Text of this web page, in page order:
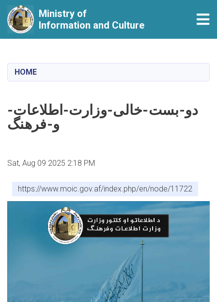
content
Ministry of
Information and Culture
HOME
دو-بست-خالی-وزارت-اطلاعات-
و-فرهنگ
Sat, Aug 09 2025 2:18 PM
https://www.moic.gov.af/index.php/en/node/11722